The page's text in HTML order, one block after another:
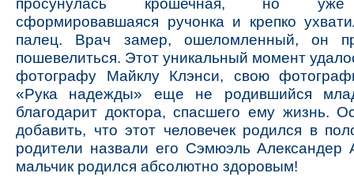
просунулась крошечная, но уже
сформировавшаяся ручонка и крепко
палец. Врач замер, ошеломленный, он
пошевелиться. Этот уникальный момент
фотографу Майклу Клэнси, свою
«Рука надежды» еще не родившийся
благодарит доктора, спасшего ему жизнь.
добавить, что этот человечек родился в
родители назвали его Сэмюэль Александер
мальчик родился абсолютно здоровым!